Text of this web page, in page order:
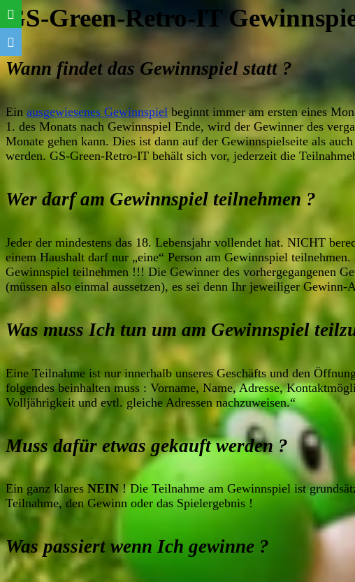
GS-Green-Retro-IT
Wann findet das Gewinnspiel statt ?
Ein ausgewiesenes Gewinnspiel beginnt immer am ersten eines
1. des Monats nach Gewinnspiel Ende, wird der Gewinner des
Monate gehen kann. Dies ist dann auf der Gewinnspielseite als
werden. GS-Green-Retro-IT behält sich vor, jederzeit die
Wer darf am Gewinnspiel teilnehmen ?
Jeder der mindestens das 18. Lebensjahr vollendet hat. NICHT
einem Haushalt darf nur „eine“ Person am Gewinnspiel
Gewinnspiel teilnehmen !!! Die Gewinner des vorhergegangenen
(müssen also einmal aussetzen), es sei denn Ihr jeweiliger
Was muss Ich tun um am Gewinnspiel
Eine Teilnahme ist nur innerhalb unseres Geschäfts und den
folgendes beinhalten muss : Vorname, Name, Adresse,
Volljährigkeit und evtl. gleiche Adressen nachzuweisen.“
Muss dafür etwas gekauft werden ?
Ein ganz klares NEIN ! Die Teilnahme am Gewinnspiel ist
Teilnahme, den Gewinn oder das Spielergebnis !
Was passiert wenn Ich gewinne ?